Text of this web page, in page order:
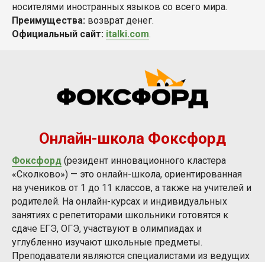
носителями иностранных языков со всего мира.
Преимущества: возврат денег.
Официальный сайт: italki.com.
Онлайн-школа Фоксфорд
Фоксфорд (резидент инновационного кластера
«Сколково») — это онлайн-школа, ориентированная
на учеников от 1 до 11 классов, а также на учителей и
родителей. На онлайн-курсах и индивидуальных
занятиях с репетиторами школьники готовятся к
сдаче ЕГЭ, ОГЭ, участвуют в олимпиадах и
углубленно изучают школьные предметы.
Преподаватели являются специалистами из ведущих